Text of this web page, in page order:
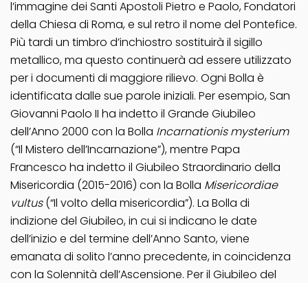
l’immagine dei Santi Apostoli Pietro e Paolo, Fondatori
della Chiesa di Roma, e sul retro il nome del Pontefice.
Più tardi un timbro d’inchiostro sostituirà il sigillo
metallico, ma questo continuerà ad essere utilizzato
per i documenti di maggiore rilievo. Ogni Bolla è
identificata dalle sue parole iniziali. Per esempio, San
Giovanni Paolo II ha indetto il Grande Giubileo
dell’Anno 2000 con la Bolla Incarnationis mysterium
(“Il Mistero dell’Incarnazione”), mentre Papa
Francesco ha indetto il Giubileo Straordinario della
Misericordia (2015-2016) con la Bolla Misericordiae
vultus(“Il volto della misericordia”). La Bolla di
indizione del Giubileo, in cui si indicano le date
dell’inizio e del termine dell’Anno Santo, viene
emanata di solito l’anno precedente, in coincidenza
con la Solennità dell’Ascensione. Per il Giubileo del